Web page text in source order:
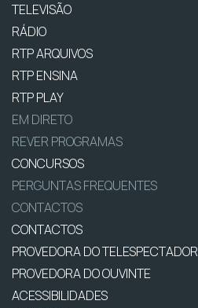
TELEVISÃO
RÁDIO
RTP ARQUIVOS
RTP ENSINA
RTP PLAY
EM DIRETO
REVER PROGRAMAS
CONCURSOS
PERGUNTAS FREQUENTES
CONTACTOS
CONTACTOS
PROVEDORA DO TELESPECTADOR
PROVEDORA DO OUVINTE
ACESSIBILIDADES